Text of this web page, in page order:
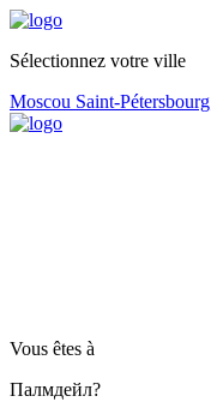
Sélectionnez votre ville
Moscou Saint-Pétersbourg
Vous êtes à
Палмдейл?